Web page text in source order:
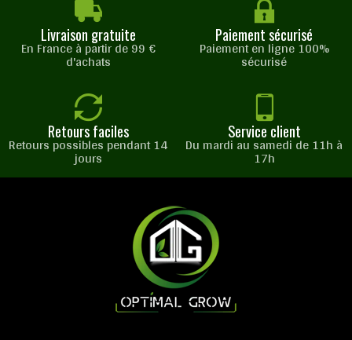
Livraison gratuite
En France à partir de 99 €
d'achats
Paiement sécurisé
Paiement en ligne 100%
sécurisé
Retours faciles
Retours possibles pendant 14
jours
Service client
Du mardi au samedi de 11h à
17h